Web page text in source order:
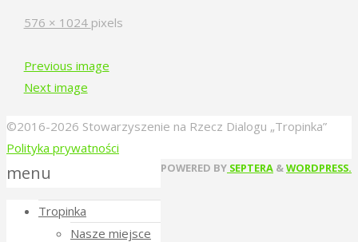
Full
576 × 1024 pixels
Previous image
Next image
©2016-2026 Stowarzyszenie na Rzecz Dialogu „Tropinka”
Polityka prywatności
POWERED BY SEPTERA &WORDPRESS.
Back
Top
menu
Tropinka
Nasze miejsce